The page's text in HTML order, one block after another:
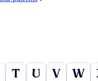
T U V W